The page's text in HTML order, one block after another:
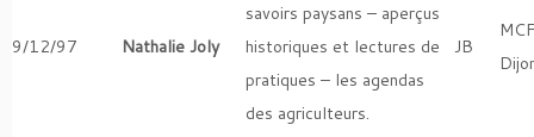
9/12/97 Nathalie Joly
savoirs paysans – aperçus
historiques et lectures de
pratiques – les agendas
des agriculteurs.
JB